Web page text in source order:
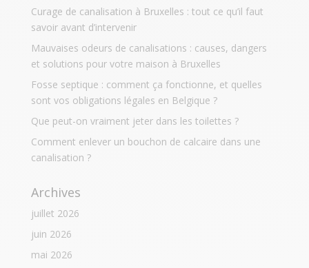
Curage de canalisation à Bruxelles : tout ce qu’il faut
savoir avant d’intervenir
Mauvaises odeurs de canalisations : causes, dangers
et solutions pour votre maison à Bruxelles
Fosse septique : comment ça fonctionne, et quelles
sont vos obligations légales en Belgique ?
Que peut-on vraiment jeter dans les toilettes ?
Comment enlever un bouchon de calcaire dans une
canalisation ?
Archives
juillet 2026
juin 2026
mai 2026